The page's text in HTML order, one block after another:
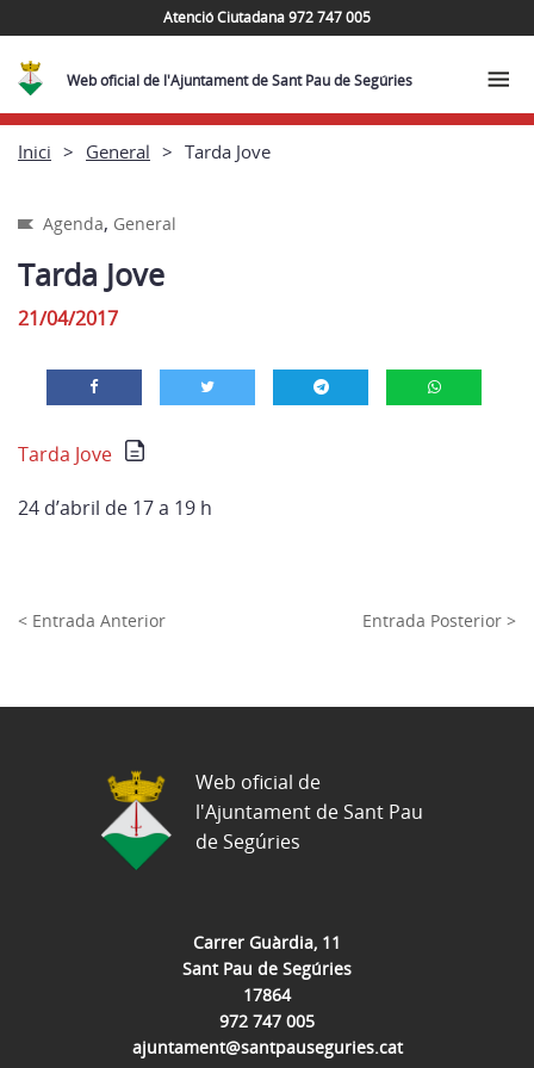
Atenció Ciutadana 972 747 005
Web oficial de l'Ajuntament de Sant Pau de Segúries
Inici General Tarda Jove
Agenda, General
Tarda Jove
21/04/2017
Tarda Jove
24 d’abril de 17 a 19 h
< Entrada Anterior Entrada Posterior >
Carrer Guàrdia, 11
Sant Pau de Segúries
17864
972 747 005
ajuntament@santpauseguries.cat
Web oficial de
l'Ajuntament de Sant Pau
de Segúries